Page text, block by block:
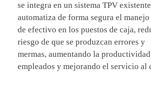
se integra en un sistema TPV
automatiza de forma segura el manejo
de efectivo en los puestos de caja,
riesgo de que se produzcan errores y
mermas, aumentando la
empleados y mejorando el servicio al